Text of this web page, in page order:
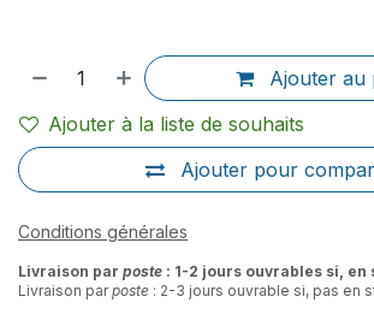
Ajouter au
Ajouter pour
Ajouter à la liste de souhaits
Conditions générales
Livraison par poste : 1-2 jours ouvrables si, en
Livraison parposte : 2-3 jours ouvrable si, pas en